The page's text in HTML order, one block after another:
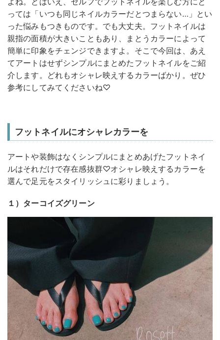
っては「いつも同じネイルカラーだとつまらない…」とい
った悩みもつきものです。でも大丈夫。フットネイルは
親指の面積が大きいこともあり、まとうカラーによって
簡単に印象をチェンジできますよ。そこで今回は、あえ
てアートはせずシンプルにまとめたフットネイルをご紹
介します。どれもオシャレ映えするカラーばかり。ぜひ
参考にしてみてくださいね♡
フットネイルにオシャレカラーを
アートや装飾はなくシンプルにまとめあげたフットネイ
ルはそれだけで存在感抜群♡オシャレ映えするカラーを
選んで足元をスタイリッシュに彩りましょう。
１）ターコイズグリーン